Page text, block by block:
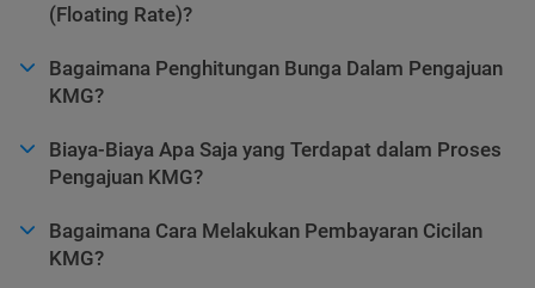
(Floating Rate)?
Bagaimana Penghitungan Bunga Dalam Pengajuan
KMG?
Biaya-Biaya Apa Saja yang Terdapat dalam Proses
Pengajuan KMG?
Bagaimana Cara Melakukan Pembayaran Cicilan
KMG?